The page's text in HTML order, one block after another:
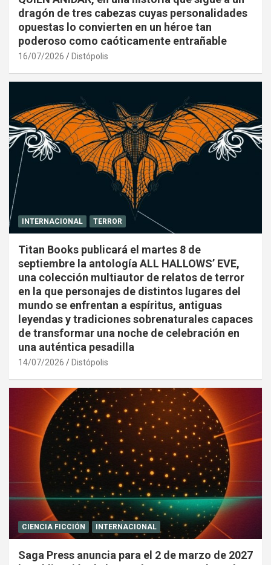
dragón de tres cabezas cuyas personalidades
opuestas lo convierten en un héroe tan
poderoso como caóticamente entrañable
16/07/2026 Distópolis
INTERNACIONAL TERROR
Titan Books publicará el martes 8 de
septiembre la antología ALL HALLOWS’ EVE,
una colección multiautor de relatos de terror
en la que personajes de distintos lugares del
mundo se enfrentan a espíritus, antiguas
leyendas y tradiciones sobrenaturales capaces
de transformar una noche de celebración en
una auténtica pesadilla
14/07/2026 Distópolis
CIENCIA FICCIÓN INTERNACIONAL
Saga Press anuncia para el 2 de marzo de 2027